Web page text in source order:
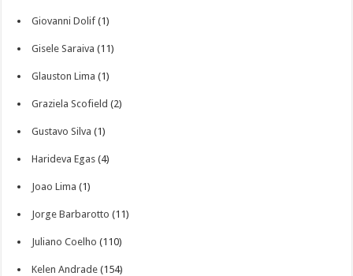
Giovanni Dolif (1)
Gisele Saraiva (11)
Glauston Lima (1)
Graziela Scofield (2)
Gustavo Silva (1)
Harideva Egas (4)
Joao Lima (1)
Jorge Barbarotto (11)
Juliano Coelho (110)
Kelen Andrade (154)